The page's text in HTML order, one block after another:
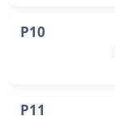
P10
P11